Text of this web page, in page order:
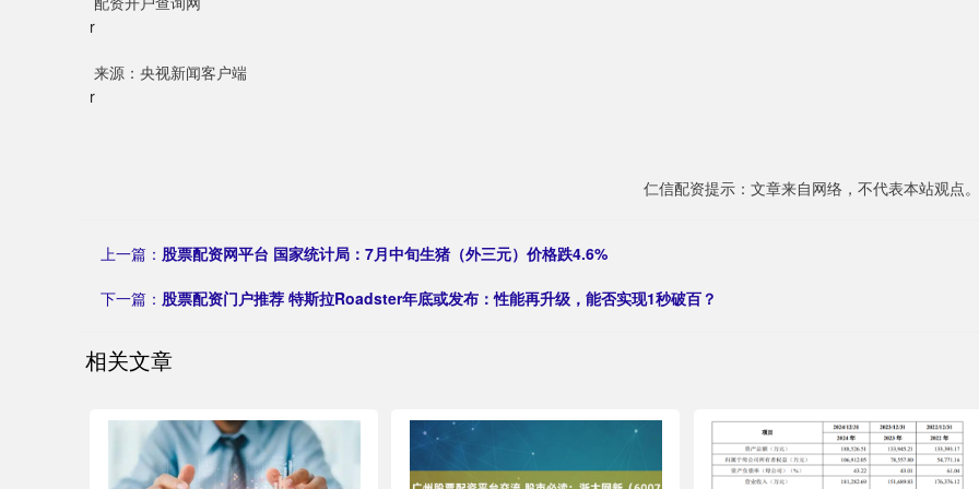
r
来源：央视新闻客户端
r
仁信配资提示：文章来自网络，不代表本站观点。
上一篇： 股票配资网平台 国家统计局：7月中旬生猪（外三元）价格跌4.6%
下一篇： 股票配资门户推荐 特斯拉Roadster年底或发布：性能再升级，能否实现1秒破百？
相关文章